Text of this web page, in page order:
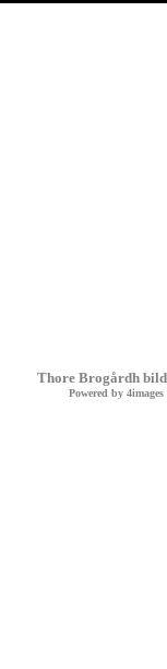
Thore Brogårdh
Powered by 4images